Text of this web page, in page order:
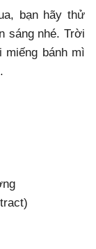
bạn hãy thử
sáng nhé. Trời
miếng bánh mì